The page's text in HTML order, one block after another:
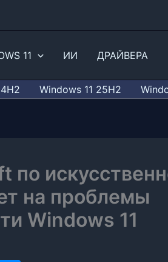
11 ИИ ДРАЙВЕРА
Windows 11 25H2
по
на проблемы
Windows 11